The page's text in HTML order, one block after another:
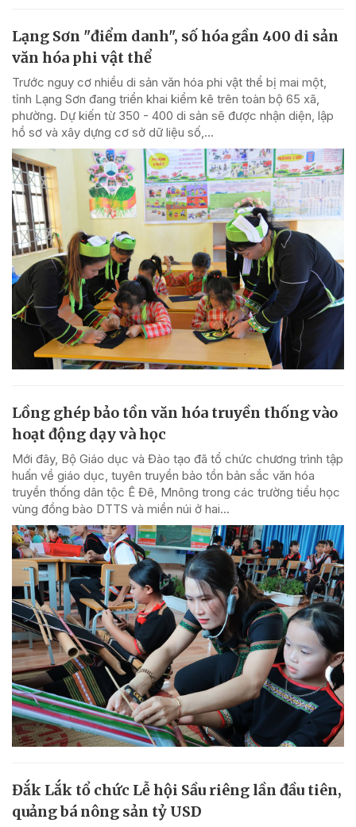
Lạng Sơn "điểm danh", số hóa gần 400 di sản
văn hóa phi vật thể
Trước nguy cơ nhiều di sản văn hóa phi vật thể bị mai một,
tỉnh Lạng Sơn đang triển khai kiểm kê trên toàn bộ 65 xã,
phường. Dự kiến từ 350 - 400 di sản sẽ được nhận diện, lập
hồ sơ và xây dựng cơ sở dữ liệu số,...
Lồng ghép bảo tồn văn hóa truyền thống vào
hoạt động dạy và học
Mới đây, Bộ Giáo dục và Đào tạo đã tổ chức chương trình tập
huấn về giáo dục, tuyên truyền bảo tồn bản sắc văn hóa
truyền thống dân tộc Ê Đê, Mnông trong các trường tiểu học
vùng đồng bào DTTS và miền núi ở hai...
Đắk Lắk tổ chức Lễ hội Sầu riêng lần đầu tiên,
quảng bá nông sản tỷ USD